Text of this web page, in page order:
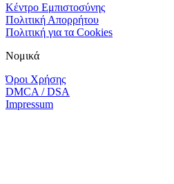
Κέντρο Εμπιστοσύνης
Πολιτική Απορρήτου
Πολιτική για τα Cookies
Νομικά
Όροι Χρήσης
DMCA / DSA
Impressum